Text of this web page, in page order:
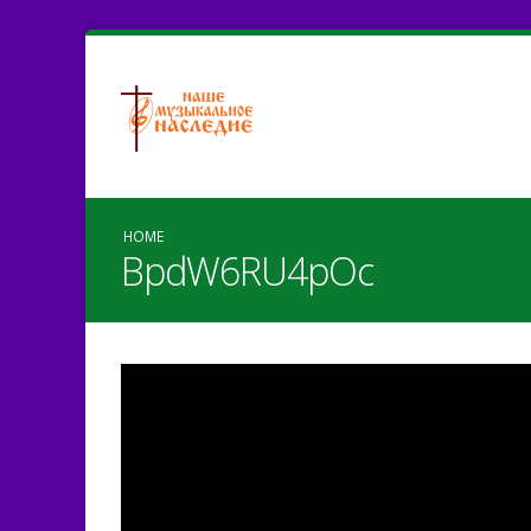
HOME
BpdW6RU4pOc